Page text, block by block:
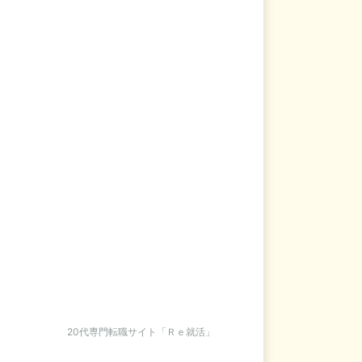
20代専門転職サイト「Ｒｅ就活」